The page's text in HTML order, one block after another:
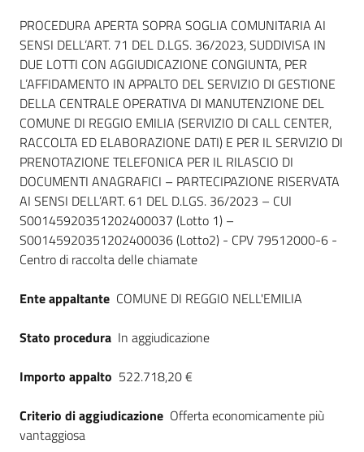
Dati del bando
PROCEDURA APERTA SOPRA SOGLIA COMUNITARIA AI
SENSI DELL’ART. 71 DEL D.LGS. 36/2023, SUDDIVISA IN
DUE LOTTI CON AGGIUDICAZIONE CONGIUNTA, PER
L’AFFIDAMENTO IN APPALTO DEL SERVIZIO DI GESTIONE
DELLA CENTRALE OPERATIVA DI MANUTENZIONE DEL
COMUNE DI REGGIO EMILIA (SERVIZIO DI CALL CENTER,
RACCOLTA ED ELABORAZIONE DATI) E PER IL SERVIZIO DI
PRENOTAZIONE TELEFONICA PER IL RILASCIO DI
DOCUMENTI ANAGRAFICI – PARTECIPAZIONE RISERVATA
AI SENSI DELL’ART. 61 DEL D.LGS. 36/2023 – CUI
S00145920351202400037 (Lotto 1) –
S00145920351202400036 (Lotto2) - CPV 79512000-6 -
Centro di raccolta delle chiamate
Ente appaltante COMUNE DI REGGIO NELL'EMILIA
Stato procedura In aggiudicazione
Importo appalto 522.718,20 €
Criterio di aggiudicazione Offerta economicamente più
vantaggiosa